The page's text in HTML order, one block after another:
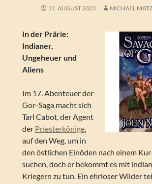
31. AUGUST 2023 MICHAEL
In der Prärie:
Indianer,
Ungeheuer und
Aliens
Im 17. Abenteuer der
Gor-Saga macht sich
Tarl Cabot, der Agent
der Priesterkönige,
auf den Weg, um in
den östlichen Einöden nach einem
suchen, doch er bekommt es mit
Kriegern zu tun. Ein ehrloser Wilder